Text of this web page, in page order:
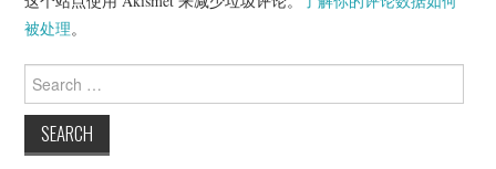
被处理。
Search
for: